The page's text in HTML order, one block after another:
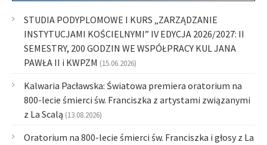
STUDIA PODYPLOMOWE I KURS „ZARZĄDZANIE
INSTYTUCJAMI KOŚCIELNYMI” IV EDYCJA 2026/2027: II
SEMESTRY, 200 GODZIN WE WSPÓŁPRACY KUL JANA
PAWŁA II i KWPZM (15.06.2026)
Kalwaria Pacławska: Światowa premiera oratorium na
800-lecie śmierci św. Franciszka z artystami związanymi
z La Scalą (13.08.2026)
Oratorium na 800-lecie śmierci św. Franciszka i głosy z La